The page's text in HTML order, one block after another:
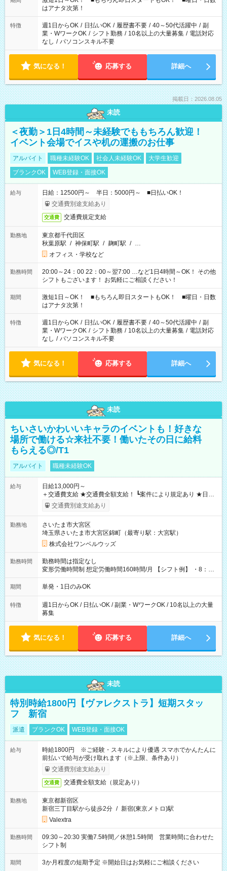
はアナタ次第！
特徴 週1日からOK / 日払いOK / 履歴書不要 / 40～50代活躍中 / 副
業・WワークOK / シフト勤務 / 10名以上の大量募集 / 電話対応
なし / パソコンスキル不要
気になる！ 応募する 詳細へ
掲載日：2026.08.05
未読
＜夜勤＞1日4時間～未経験でももちろん歓迎！
イベント会場でイスや机の運搬のお仕事
アルバイト 職種未経験OK 社会人未経験OK
大学生歓迎
ブランクOK
WEB登録・面接OK
給与
日給：12500円～ 半日：5000円～ ■日払いOK！
交通費別途支給あり
交通費 交通費規定支給
勤務地
東京都千代田区
秋葉原駅 / 神保町駅 / 麹町駅 / …
オフィス・学校など
勤務時間
20:00～24：00 22：00～翌7:00 …など1日4時間～OK！ その他
シフトもございます！ お気軽にご相談ください！
期間
激短1日～OK！ ■もちろん即日スタートもOK！ ■曜日・日数
はアナタ次第！
特徴 週1日からOK / 日払いOK / 履歴書不要 / 40～50代活躍中 / 副
業・WワークOK / シフト勤務 / 10名以上の大量募集 / 電話対応
なし / パソコンスキル不要
気になる！ 応募する 詳細へ
未読
ちいさいかわいいキャラのイベントも！好きな
場所で働ける☆来社不要！働いたその日に給料
もらえる◎/T1
アルバイト 職種未経験OK
給与
日給13,000円～
＋交通費支給 ★交通費全額支給！ ┗案件により規定あり ★日払
いOK！（規定あり） ┗働いたその日に現金GET♪ お仕事後はコ
ンビニATMから 日払い分を引き落とせます！ 【試用期間】試
交通費別途支給あり
勤務地
さいたま市大宮区
埼玉県さいたま市大宮区錦町（最寄り駅：大宮駅）
株式会社ワンベルウッズ
勤務時間
勤務時間は指定なし
変形労働時間制 想定労働時間160時間/月 【シフト例】 ・8：00
～21：00
期間 単発・1日のみOK
特徴
週1日からOK / 日払いOK / 副業・WワークOK / 10名以上の大量
募集
気になる！ 応募する 詳細へ
未読
特別時給1800円【ヴァレクストラ】短期スタッ
フ 新宿
派遣 ブランクOK WEB登録・面接OK
給与
時給1800円 ※ご経験・スキルにより優遇 スマホでかんたんに
前払いで給与が受け取れます（※上限、条件あり）
交通費別途支給あり
交通費 交通費全額支給（規定あり）
勤務地
東京都新宿区
新宿三丁目駅から徒歩2分 / 新宿(東京メトロ)駅
Valextra
勤務時間
09:30～20:30 実働7.5時間／休憩1.5時間 営業時間に合わせた
シフト制
期間 3か月程度の短期予定 ※開始日はお気軽にご相談ください